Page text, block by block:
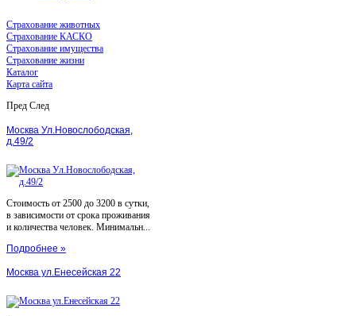
Страхование животных
Страхование КАСКО
Страхование имущества
Страхование жизни
Каталог
Карта сайта
Пред След
Москва Ул.Новослободская,
д.49/2
Стоимость от 2500 до 3200 в сутки,
в зависимости от срока проживания
и количества человек. Минимальн...
Подробнее »
Москва ул.Енесейская 22